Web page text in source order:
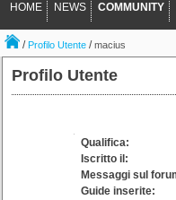
HOME NEWS COMMUNITY
/Profilo Utente /macius
Profilo Utente
Qualifica:
Iscritto il:
Messaggi sul
Guide inserite: